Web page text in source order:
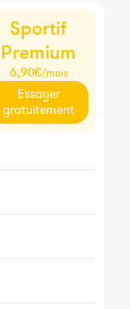
Sportif
Premium
6,90€/mois
Essayer
gratuitement